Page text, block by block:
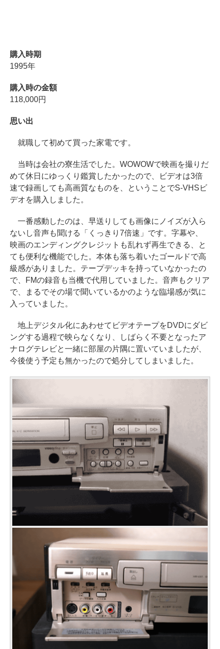
購入時期
1995年
購入時の金額
118,000円
思い出
就職して初めて買った家電です。
当時は会社の寮生活でした。WOWOWで映画を撮りだ
めて休日にゆっくり鑑賞したかったので、ビデオは3倍
速で録画しても高画質なものを、ということでS-VHSビ
デオを購入しました。
一番感動したのは、早送りしても画像にノイズが入ら
ないし音声も聞ける「くっきり7倍速」です。字幕や、
映画のエンディングクレジットも乱れず再生できる、と
ても便利な機能でした。本体も落ち着いたゴールドで高
級感がありました。テープデッキを持っていなかったの
で、FMの録音も当機で代用していました。音声もクリア
で、まるでその場で聞いているかのような臨場感が気に
入っていました。
地上デジタル化にあわせてビデオテープをDVDにダビ
ングする過程で映らなくなり、しばらく不要となったア
ナログテレビと一緒に部屋の片隅に置いていましたが、
今後使う予定も無かったので処分してしまいました。